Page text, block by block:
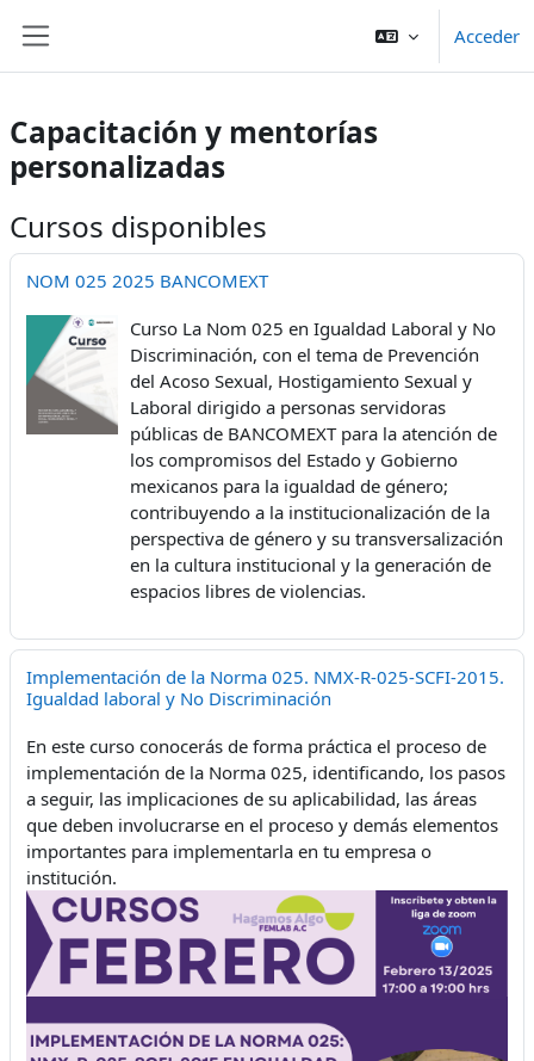
Acceder
Capacitación y mentorías
personalizadas
Cursos disponibles
NOM 025 2025 BANCOMEXT
Curso La Nom 025 en Igualdad Laboral y No
Discriminación, con el tema de Prevención
del Acoso Sexual, Hostigamiento Sexual y
Laboral dirigido a personas servidoras
públicas de BANCOMEXT para la atención de
los compromisos del Estado y Gobierno
mexicanos para la igualdad de género;
contribuyendo a la institucionalización de la
perspectiva de género y su transversalización
en la cultura institucional y la generación de
espacios libres de violencias.
Implementación de la Norma 025. NMX-R-025-SCFI-2015.
Igualdad laboral y No Discriminación
En este curso conocerás de forma práctica el proceso de
implementación de la Norma 025, identificando, los pasos
a seguir, las implicaciones de su aplicabilidad, las áreas
que deben involucrarse en el proceso y demás elementos
importantes para implementarla en tu empresa o
institución.